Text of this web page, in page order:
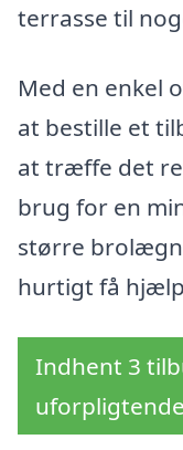
terrasse til
Med en enkel
at bestille et
at træffe det
brug for en
større
hurtigt få
Indhent 3
uforpligtende